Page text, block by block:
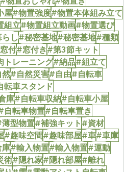
屋#物置強度#物置本体組み立て
組立#物置組立動画#物置選び
し#秘密基地#秘密基地#種類
付#窓付き#第3節キット
トレーニング#納品#組立て
#自然災害#自由#自転車
転車スタンド
庫#自転車収納#自転車小屋
自転車物置#自転車置き
型物置#補強キット#資材
#趣味空間#趣味部屋#車#車庫
#輸入物置#輸入物置#運動
術#隠れ家#隠れ部屋#離れ